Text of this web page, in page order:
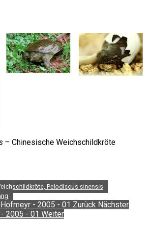
– Chinesische Weichschildkröte
Pelodiscus sinensis
- 2005 - 01 Zurück Nächster
2005 - 01 Weiter